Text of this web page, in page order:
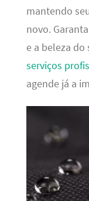
mantendo
novo.
e a beleza
serviços
agende já a